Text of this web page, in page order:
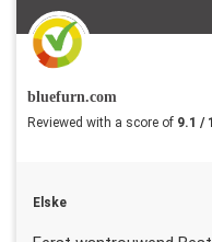
bluefurn.com
Reviewed with a score of 9.1 /
Elske